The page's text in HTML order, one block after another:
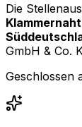
Die
GmbH & Co.
Geschlossen